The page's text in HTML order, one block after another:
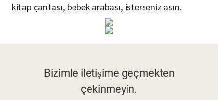
kitap çantası, bebek arabası, isterseniz asın.
Bizimle iletişime geçmekten
çekinmeyin.